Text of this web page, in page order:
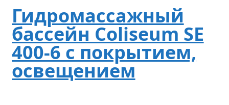
Гидромассажный
бассейн Coliseum SE
400-6 с покрытием,
освещением